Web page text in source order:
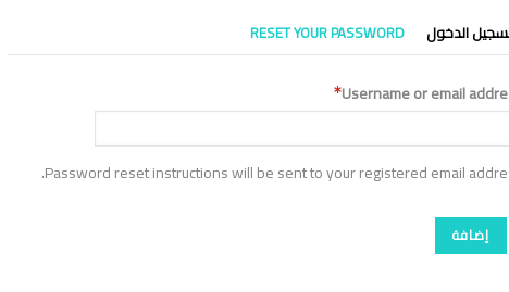
الدخول RESET YOUR PASSWORD
Username or email
Password reset instructions will be sent to your registered email